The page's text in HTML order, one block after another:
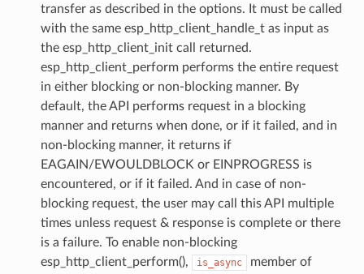
transfer as described in the options. It must be called
with the same esp_http_client_handle_t as input as
the esp_http_client_init call returned.
esp_http_client_perform performs the entire request
in either blocking or non-blocking manner. By
default, the API performs request in a blocking
manner and returns when done, or if it failed, and in
non-blocking manner, it returns if
EAGAIN/EWOULDBLOCK or EINPROGRESS is
encountered, or if it failed. And in case of non-
blocking request, the user may call this API multiple
times unless request & response is complete or there
is a failure. To enable non-blocking
esp_http_client_perform(),
is_async
member of